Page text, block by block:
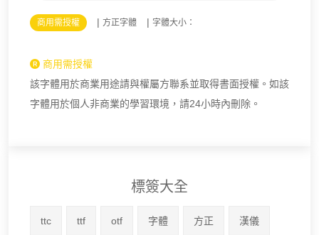
商用需授權 | 方正字體 | 字體大小：
商用需授權
該字體用於商業用途請與權屬方聯系並取得書面授權。如該
字體用於個人非商業的學習環境，請24小時內刪除。
標簽大全
ttc ttf otf 字體 方正 漢儀